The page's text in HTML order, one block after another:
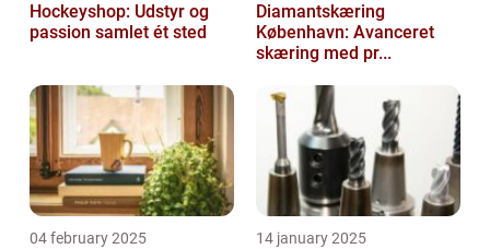
Hockeyshop: Udstyr og
passion samlet ét sted
Diamantskæring
København: Avanceret
skæring med pr...
04 february 2025 14 january 2025